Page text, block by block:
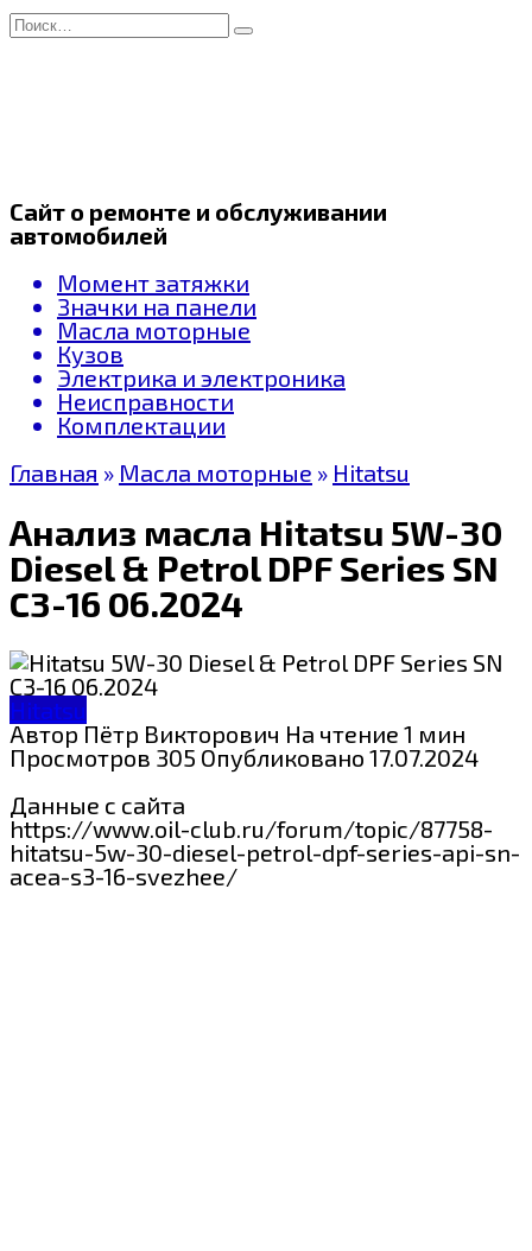
Перейти
к
Search
for:
Сайт о ремонте и обслуживании
автомобилей
Момент затяжки
Значки на панели
Масла моторные
Кузов
Электрика и электроника
Неисправности
Комплектации
Главная » Масла моторные » Hitatsu
Анализ масла Hitatsu 5W-30
Diesel & Petrol DPF Series SN
C3-16 06.2024
Hitatsu
АвторПётр Викторович На чтение 1 мин
Просмотров 305 Опубликовано 17.07.2024
Данные с сайта
https://www.oil-club.ru/forum/topic/87758-
hitatsu-5w-30-diesel-petrol-dpf-series-api-sn-
acea-s3-16-svezhee/